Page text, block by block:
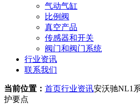
气动气缸
比例阀
真空产品
传感器和开关
阀门和阀门系统
行业资讯
联系我们
当前位置： 首页行业资讯安沃驰NL1
护要点